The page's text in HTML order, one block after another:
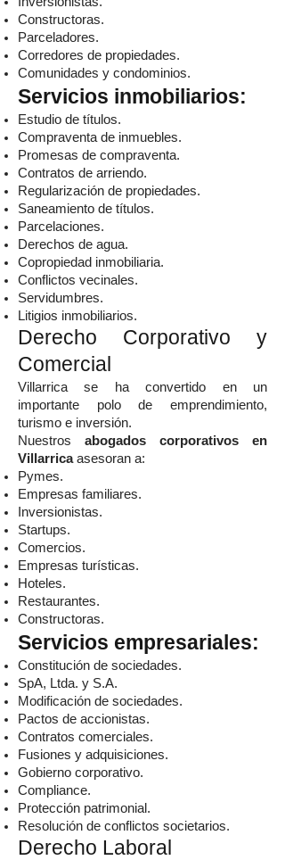
Constructoras.
Parceladores.
Corredores de propiedades.
Comunidades y condominios.
Servicios inmobiliarios:
Estudio de títulos.
Compraventa de inmuebles.
Promesas de compraventa.
Contratos de arriendo.
Regularización de propiedades.
Saneamiento de títulos.
Parcelaciones.
Derechos de agua.
Copropiedad inmobiliaria.
Conflictos vecinales.
Servidumbres.
Litigios inmobiliarios.
Derecho Corporativo y
Comercial
Villarrica se ha convertido en un
importante polo de emprendimiento,
turismo e inversión.
Nuestros abogados corporativos en
Villarricaasesoran a:
Pymes.
Empresas familiares.
Inversionistas.
Startups.
Comercios.
Empresas turísticas.
Hoteles.
Restaurantes.
Constructoras.
Servicios empresariales:
Constitución de sociedades.
SpA, Ltda. y S.A.
Modificación de sociedades.
Pactos de accionistas.
Contratos comerciales.
Fusiones y adquisiciones.
Gobierno corporativo.
Compliance.
Protección patrimonial.
Resolución de conflictos societarios.
Derecho Laboral